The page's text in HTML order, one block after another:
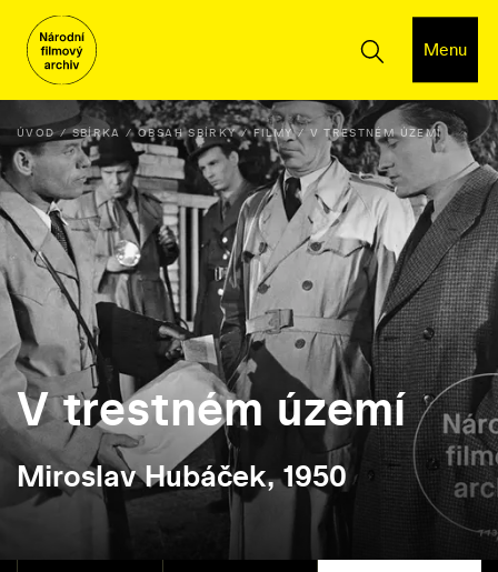
Menu
ÚVOD SBÍRKA OBSAH SBÍRKY FILMY V TRESTNÉM ÚZEMÍ
V trestném území
Miroslav Hubáček, 1950